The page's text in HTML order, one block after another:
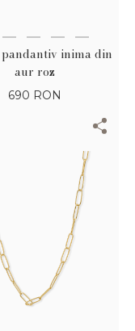
inima din
aur roz
690 RON